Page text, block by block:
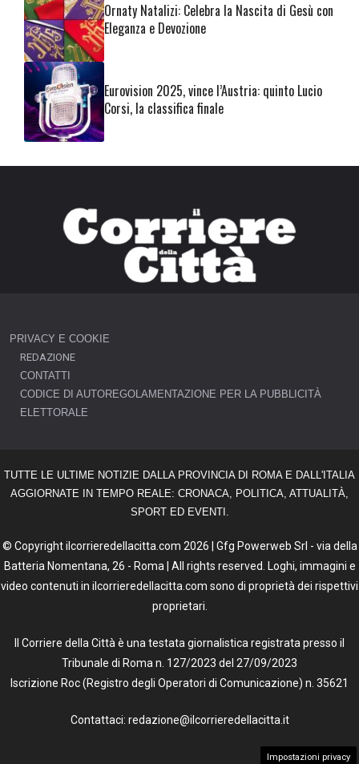
Ornaty Natalizi: Celebra la Nascita di Gesù con
Eleganza e Devozione
Eurovision 2025, vince l’Austria: quinto Lucio
Corsi, la classifica finale
PRIVACY E COOKIE
REDAZIONE
CONTATTI
CODICE DI AUTOREGOLAMENTAZIONE PER LA PUBBLICITÀ
ELETTORALE
TUTTE LE ULTIME NOTIZIE DALLA PROVINCIA DI ROMA E DALL'ITALIA
AGGIORNATE IN TEMPO REALE: CRONACA, POLITICA, ATTUALITÀ,
SPORT ED EVENTI.
© Copyright ilcorrieredellacitta.com 2026 | Gfg Powerweb Srl - via della
Batteria Nomentana, 26 - Roma | All rights reserved. Loghi, immagini e
video contenuti in ilcorrieredellacitta.com sono di proprietà dei rispettivi
proprietari.
Il Corriere della Città è una testata giornalistica registrata presso il
Tribunale di Roma n. 127/2023 del 27/09/2023
Iscrizione Roc (Registro degli Operatori di Comunicazione) n. 35621
Contattaci: redazione@ilcorrieredellacitta.it
Impostazioni privacy